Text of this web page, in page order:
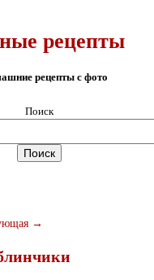
рецепты
рецепты с фото
Поиск
→